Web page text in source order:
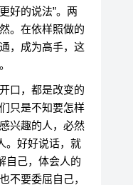
好的说法”。两
。在依样照做的
，成为高手，这
口，都是改变的
只是不知要怎样
兴趣的人，必然
。好好说话，就
自己，体会人的
不要委屈自己，